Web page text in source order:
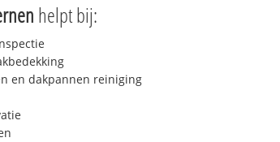
helpt bij:
en dakpannen reiniging